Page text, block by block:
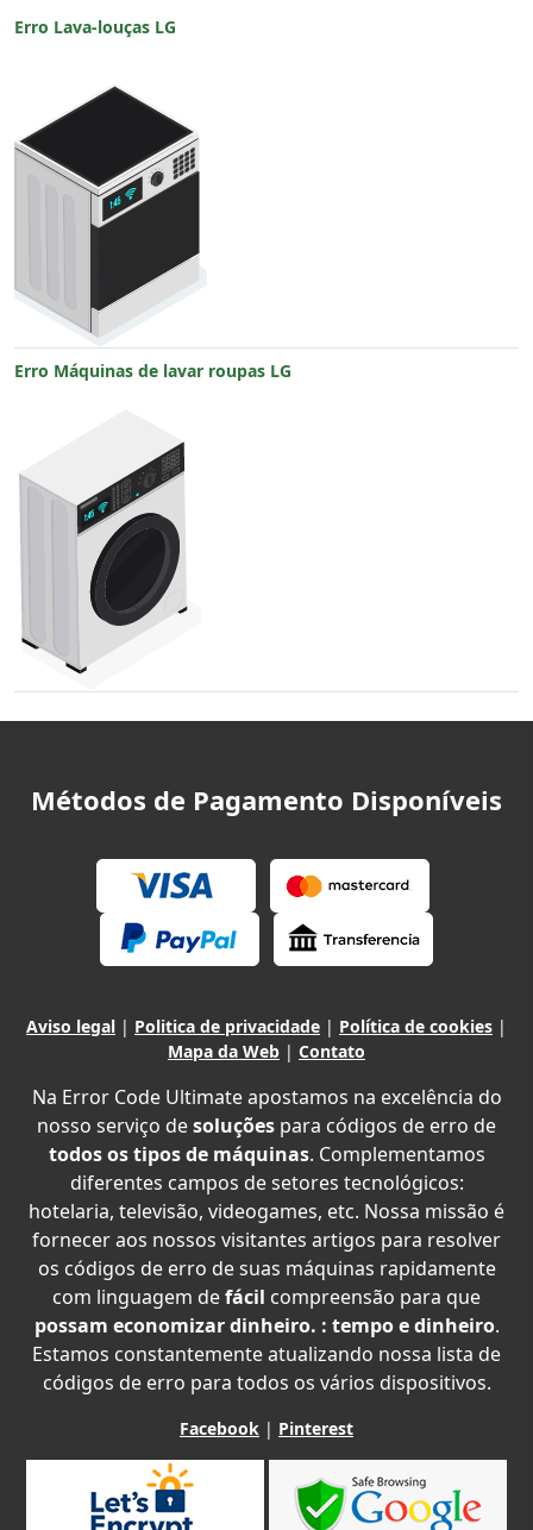
Erro Lava-louças LG
Erro Máquinas de lavar roupas LG
Métodos de Pagamento Disponíveis
Aviso legal | Politica de privacidade | Política de cookies |
Mapa da Web | Contato
Na Error Code Ultimate apostamos na excelência do
nosso serviço desoluções para códigos de erro de
todos os tipos de máquinas. Complementamos
diferentes campos de setores tecnológicos:
hotelaria, televisão, videogames, etc. Nossa missão é
fornecer aos nossos visitantes artigos para resolver
os códigos de erro de suas máquinas rapidamente
com linguagem defácil compreensão para que
possam economizar dinheiro. : tempo e dinheiro.
Estamos constantemente atualizando nossa lista de
códigos de erro para todos os vários dispositivos.
Facebook | Pinterest